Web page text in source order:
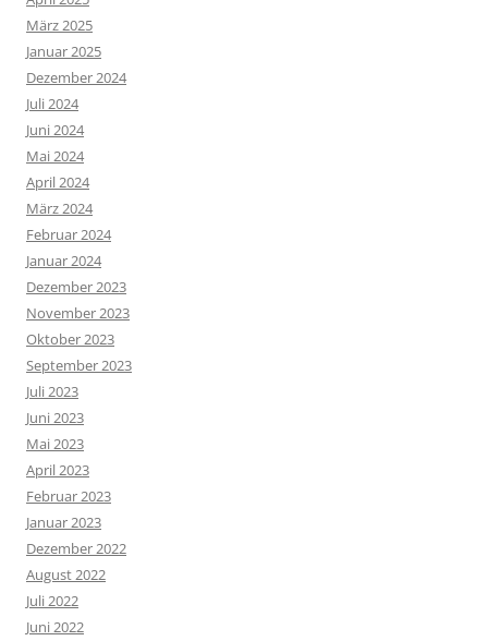
März 2025
Januar 2025
Dezember 2024
Juli 2024
Juni 2024
Mai 2024
April 2024
März 2024
Februar 2024
Januar 2024
Dezember 2023
November 2023
Oktober 2023
September 2023
Juli 2023
Juni 2023
Mai 2023
April 2023
Februar 2023
Januar 2023
Dezember 2022
August 2022
Juli 2022
Juni 2022